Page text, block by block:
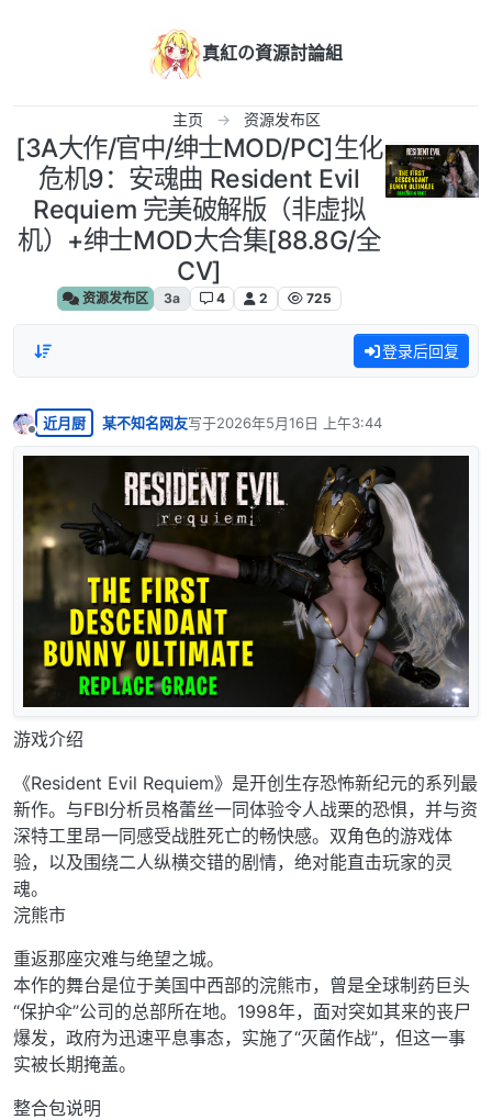
真紅の資源討論組
主页 资源发布区
[3A大作/官中/绅士MOD/PC]生化
危机9：安魂曲 Resident Evil
Requiem 完美破解版（非虚拟
机）+绅士MOD大合集[88.8G/全
CV]
资源发布区 3a 4 2 725
登录后回复
离线
近月厨 某不知名网友写于2026年5月16日 上午3:44
最后由 编辑
游戏介绍
《Resident Evil Requiem》是开创生存恐怖新纪元的系列最
新作。与FBI分析员格蕾丝一同体验令人战栗的恐惧，并与资
深特工里昂一同感受战胜死亡的畅快感。双角色的游戏体
验，以及围绕二人纵横交错的剧情，绝对能直击玩家的灵
魂。
浣熊市
重返那座灾难与绝望之城。
本作的舞台是位于美国中西部的浣熊市，曾是全球制药巨头
“保护伞”公司的总部所在地。1998年，面对突如其来的丧尸
爆发，政府为迅速平息事态，实施了“灭菌作战”，但这一事
实被长期掩盖。
整合包说明